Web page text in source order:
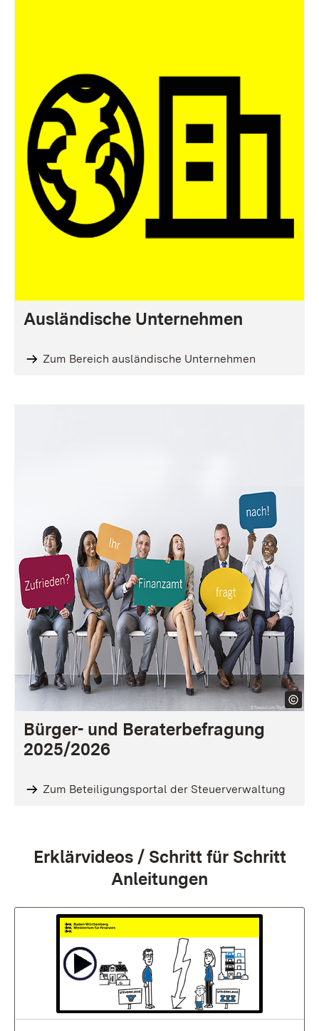
Ausländische Unternehmen
Zum Bereich ausländische Unternehmen
Bürger- und Beraterbefragung
2025/2026
Zum Beteiligungsportal der Steuerverwaltung
:
Erklärvideos / Schritt für Schritt
Anleitungen